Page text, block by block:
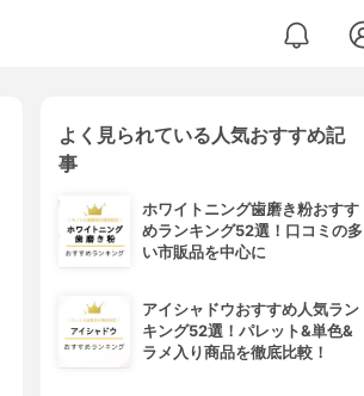
よく見られている人気おすすめ記
事
ホワイトニング歯磨き粉おすす
めランキング52選！口コミの多
い市販品を中心に
アイシャドウおすすめ人気ラン
キング52選！パレット&単色&
ラメ入り商品を徹底比較！